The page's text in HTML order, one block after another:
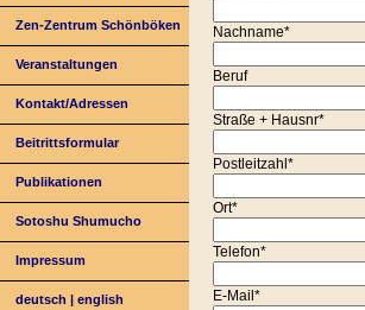
Zen-Zentrum Schönböken
Veranstaltungen
Kontakt/Adressen
Beitrittsformular
Publikationen
Sotoshu Shumucho
Impressum
deutsch |english
Nachname*
Beruf
Straße + Hausnr*
Postleitzahl*
Ort*
Telefon*
E-Mail*